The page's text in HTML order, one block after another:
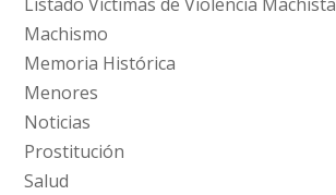
Machismo
Memoria Histórica
Menores
Noticias
Prostitución
Salud